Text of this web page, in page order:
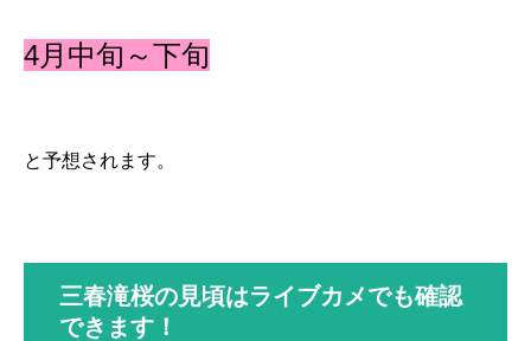
4月中旬～下旬
と予想されます。
三春滝桜の見頃はライブカメでも確認
できます！